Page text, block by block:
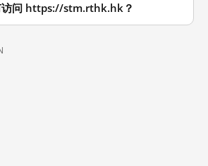
访问 https://stm.rthk.hk？